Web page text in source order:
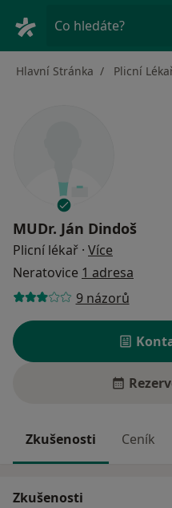
Co hledáte?
Hlavní Stránka Plicní
MUDr. Ján Dindoš
Plicní lékař · Více
Neratovice 1 adresa
9 názorů
Zkušenosti Ceník
Zkušenosti